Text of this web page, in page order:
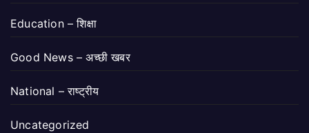
Education – शिक्षा
Good News – अच्छी खबर
National – राष्ट्रीय
Uncategorized